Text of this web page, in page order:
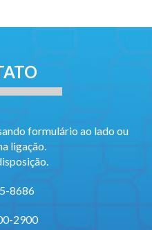
formulário ao lado ou
ligação.
8686
2900